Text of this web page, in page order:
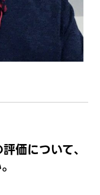
価について、